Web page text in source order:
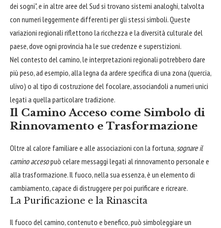
dei sogni", e in altre aree del Sud si trovano sistemi analoghi, talvolta
con numeri leggermente differenti per gli stessi simboli. Queste
variazioni regionali riflettono la ricchezza e la diversità culturale del
paese, dove ogni provincia ha le sue credenze e superstizioni.
Nel contesto del camino, le interpretazioni regionali potrebbero dare
più peso, ad esempio, alla legna da ardere specifica di una zona (quercia,
ulivo) o al tipo di costruzione del focolare, associandoli a numeri unici
legati a quella particolare tradizione.
Il Camino Acceso come Simbolo di
Rinnovamento e Trasformazione
Oltre al calore familiare e alle associazioni con la fortuna, sognare il
camino accesopuò celare messaggi legati al rinnovamento personale e
alla trasformazione. Il fuoco, nella sua essenza, è un elemento di
cambiamento, capace di distruggere per poi purificare e ricreare.
La Purificazione e la Rinascita
Il fuoco del camino, contenuto e benefico, può simboleggiare un